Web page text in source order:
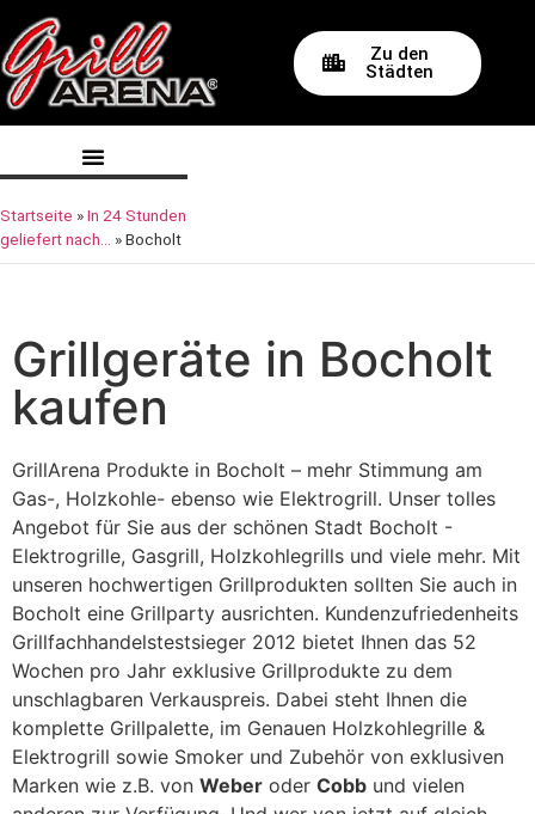
Zu den
Städten
Startseite »In 24 Stunden
geliefert nach…
»Bocholt
Grillgeräte in Bocholt
kaufen
GrillArena Produkte in Bocholt – mehr Stimmung am
Gas-, Holzkohle- ebenso wie Elektrogrill. Unser tolles
Angebot für Sie aus der schönen Stadt Bocholt -
Elektrogrille, Gasgrill, Holzkohlegrills und viele mehr. Mit
unseren hochwertigen Grillprodukten sollten Sie auch in
Bocholt eine Grillparty ausrichten. Kundenzufriedenheits
Grillfachhandelstestsieger 2012 bietet Ihnen das 52
Wochen pro Jahr exklusive Grillprodukte zu dem
unschlagbaren Verkauspreis. Dabei steht Ihnen die
komplette Grillpalette, im Genauen Holzkohlegrille &
Elektrogrill sowie Smoker und Zubehör von exklusiven
Marken wie z.B. von Weber oder Cobb und vielen